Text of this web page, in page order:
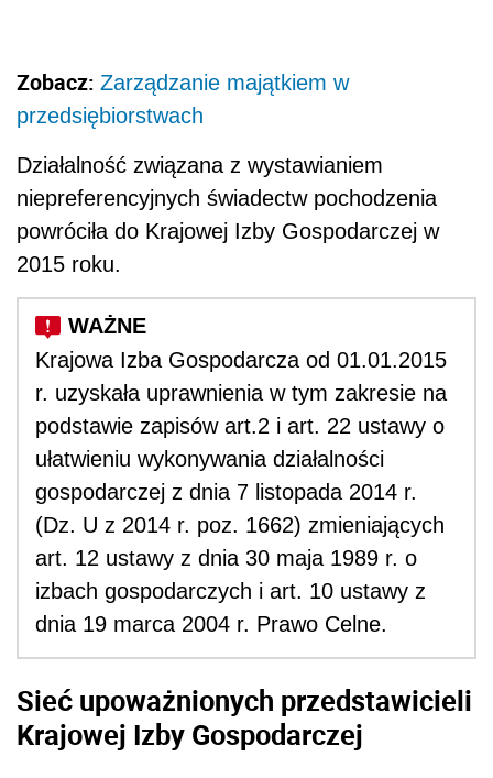
Zobacz: Zarządzanie majątkiem w
przedsiębiorstwach
Działalność związana z wystawianiem
niepreferencyjnych świadectw pochodzenia
powróciła do Krajowej Izby Gospodarczej w
2015 roku.
Krajowa Izba Gospodarcza od 01.01.2015
r. uzyskała uprawnienia w tym zakresie na
podstawie zapisów art.2 i art. 22 ustawy o
ułatwieniu wykonywania działalności
gospodarczej z dnia 7 listopada 2014 r.
(Dz. U z 2014 r. poz. 1662) zmieniających
art. 12 ustawy z dnia 30 maja 1989 r. o
izbach gospodarczych i art. 10 ustawy z
dnia 19 marca 2004 r. Prawo Celne.
Sieć upoważnionych przedstawicieli
Krajowej Izby Gospodarczej